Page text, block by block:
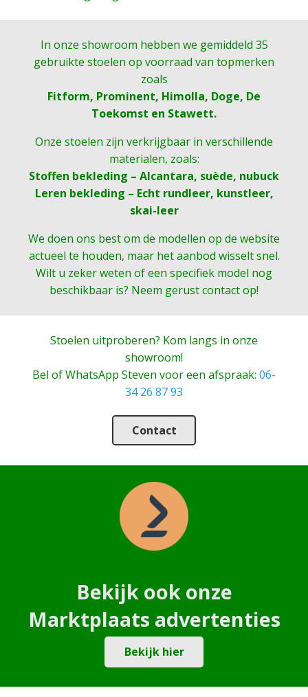
In onze showroom hebben we gemiddeld 35
gebruikte stoelen op voorraad van topmerken
zoals
Fitform, Prominent, Himolla, Doge, De
Toekomst en Stawett.
Onze stoelen zijn verkrijgbaar in verschillende
materialen, zoals:
Stoffen bekleding – Alcantara, suède, nubuck
Leren bekleding – Echt rundleer, kunstleer,
skai-leer
We doen ons best om de modellen op de website
actueel te houden, maar het aanbod wisselt snel.
Wilt u zeker weten of een specifiek model nog
beschikbaar is? Neem gerust contact op!
Stoelen uitproberen? Kom langs in onze
showroom!
Bel of WhatsApp Steven voor een afspraak: 06-
34 26 87 93
Contact
Bekijk ook onze
Marktplaats advertenties
Bekijk hier